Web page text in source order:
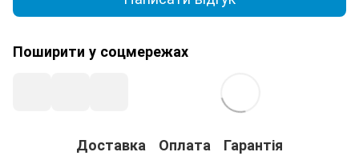
Поширити у соцмережах
Доставка Оплата Гарантія